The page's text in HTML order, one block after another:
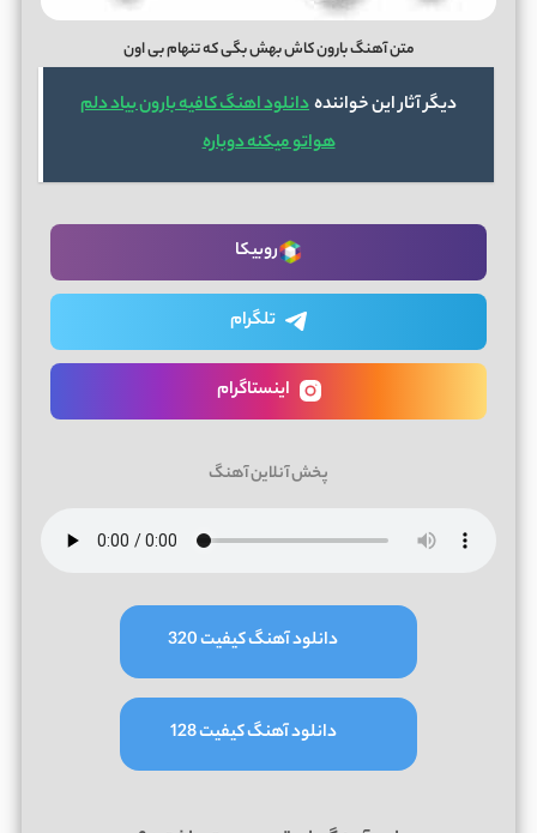
متن آهنگ بارون کاش بهش بگی که تنهام بی اون
دیگر آثار این خوانندهدانلود اهنگ کافیه بارون بیاد دلم
هواتو میکنه دوباره
روبیکا
تلگرام
اینستاگرام
پخش آنلاین آهنگ
دانلود آهنگ کیفیت 320
دانلود آهنگ کیفیت 128